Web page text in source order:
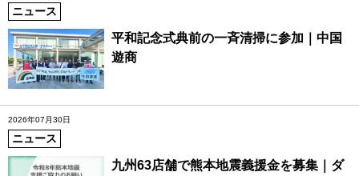
ニュース
平和記念式典前の一斉清掃に参加｜中国
遊商
2026年07月30日
ニュース
九州63店舗で熊本地震義援金を募集｜ダ